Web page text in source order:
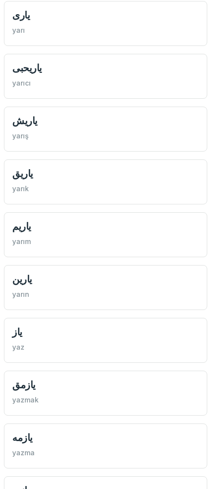
ياری
yarı
ياریحبی
yarıcı
ياریش
yarış
ياریق
yarık
ياریم
yarım
يارین
yarın
ياز
yaz
يازمق
yazmak
يازمه
yazma